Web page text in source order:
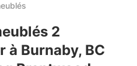
2
à Burnaby, BC